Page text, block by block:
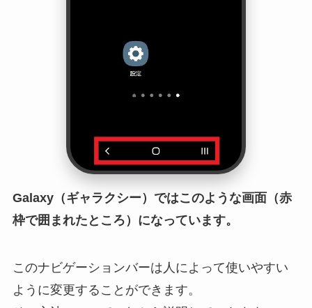
Galaxy（ギャラクシー）ではこのような画面（赤
枠で囲まれたところ）になっています。
このナビゲーションバーは人によって使いやすい
ように変更することができます。